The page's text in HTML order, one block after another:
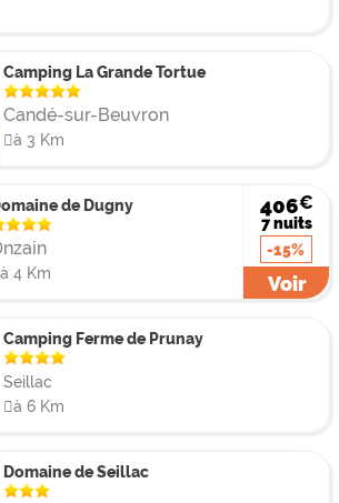
Camping La Grande Tortue
Candé-sur-Beuvron
à 3 Km
de Dugny
à 4 Km
406€
7 nuits
-15%
Voir
Camping Ferme de Prunay
Seillac
à 6 Km
Domaine de Seillac